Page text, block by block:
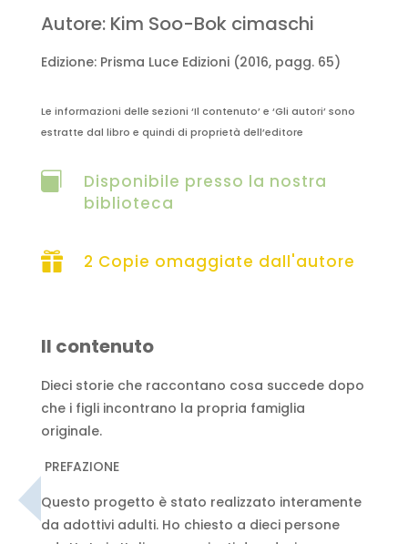
Autore: Kim Soo-Bok cimaschi
Edizione: Prisma Luce Edizioni (2016, pagg. 65)
Le informazioni delle sezioni ‘Il contenuto’ e ‘Gli autori’ sono
estratte dal libro e quindi di proprietà dell’editore

Disponibile presso la nostra
biblioteca
 2 Copie omaggiate dall'autore
Il contenuto
Dieci storie che raccontano cosa succede dopo
che i figli incontrano la propria famiglia
originale.
PREFAZIONE
Questo progetto è stato realizzato interamente
da adottivi adulti. Ho chiesto a dieci persone